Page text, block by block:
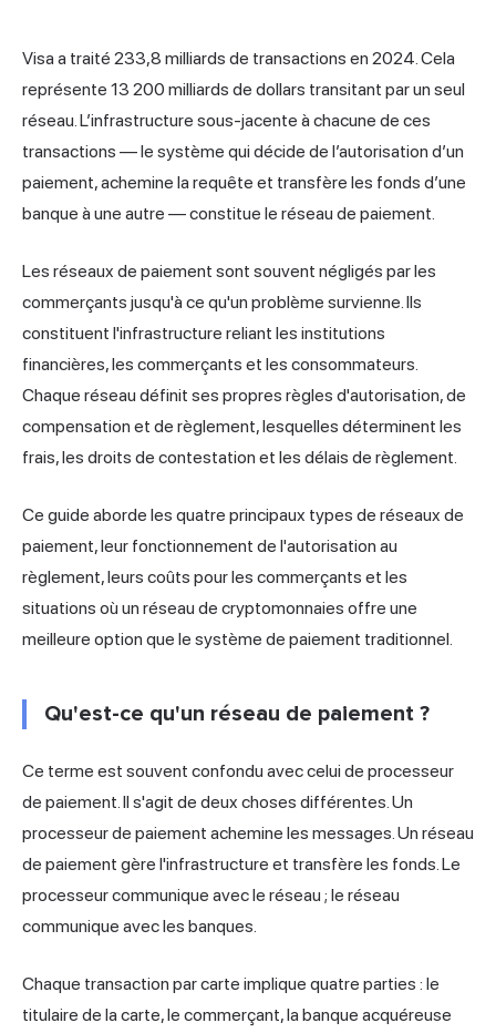
Visa a traité 233,8 milliards de transactions en 2024. Cela
représente 13 200 milliards de dollars transitant par un seul
réseau. L’infrastructure sous-jacente à chacune de ces
transactions — le système qui décide de l’autorisation d’un
paiement, achemine la requête et transfère les fonds d’une
banque à une autre — constitue le réseau de paiement.
Les réseaux de paiement sont souvent négligés par les
commerçants jusqu'à ce qu'un problème survienne. Ils
constituent l'infrastructure reliant les institutions
financières, les commerçants et les consommateurs.
Chaque réseau définit ses propres règles d'autorisation, de
compensation et de règlement, lesquelles déterminent les
frais, les droits de contestation et les délais de règlement.
Ce guide aborde les quatre principaux types de réseaux de
paiement, leur fonctionnement de l'autorisation au
règlement, leurs coûts pour les commerçants et les
situations où un réseau de cryptomonnaies offre une
meilleure option que le système de paiement traditionnel.
Qu'est-ce qu'un réseau de paiement ?
Ce terme est souvent confondu avec celui de processeur
de paiement. Il s'agit de deux choses différentes. Un
processeur de paiement achemine les messages. Un réseau
de paiement gère l'infrastructure et transfère les fonds. Le
processeur communique avec le réseau ; le réseau
communique avec les banques.
Chaque transaction par carte implique quatre parties : le
titulaire de la carte, le commerçant, la banque acquéreuse